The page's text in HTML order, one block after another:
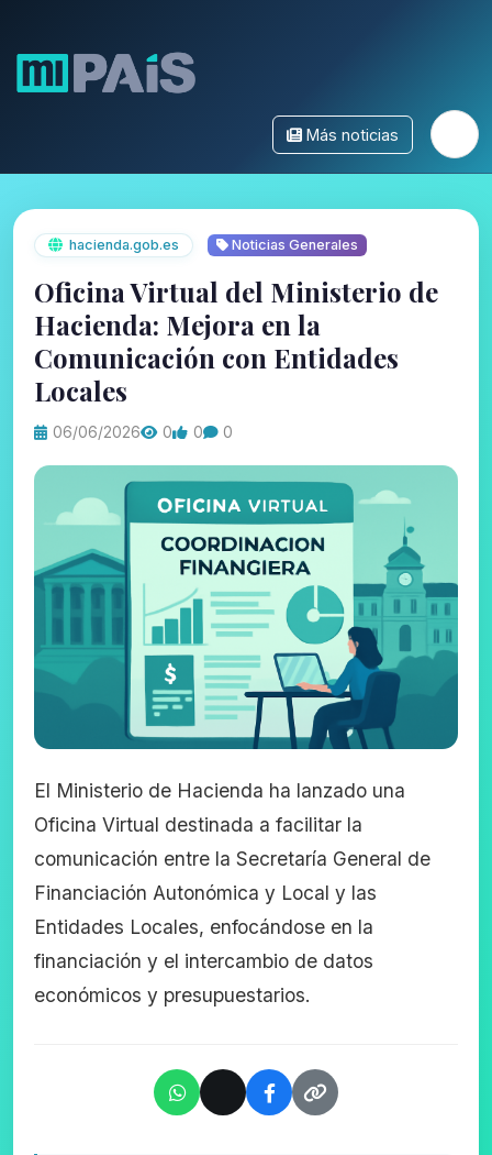
Más noticias
hacienda.gob.es Noticias Generales
Oficina Virtual del Ministerio de
Hacienda: Mejora en la
Comunicación con Entidades
Locales
06/06/2026 0 0 0
El Ministerio de Hacienda ha lanzado una
Oficina Virtual destinada a facilitar la
comunicación entre la Secretaría General de
Financiación Autonómica y Local y las
Entidades Locales, enfocándose en la
financiación y el intercambio de datos
económicos y presupuestarios.